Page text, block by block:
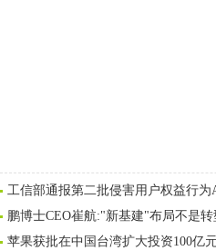
工信部通报第二批侵害用户权益行为
鹏博士CEO崔航:"新基建"布局不是
苹果获批在中国台湾扩大投资100亿